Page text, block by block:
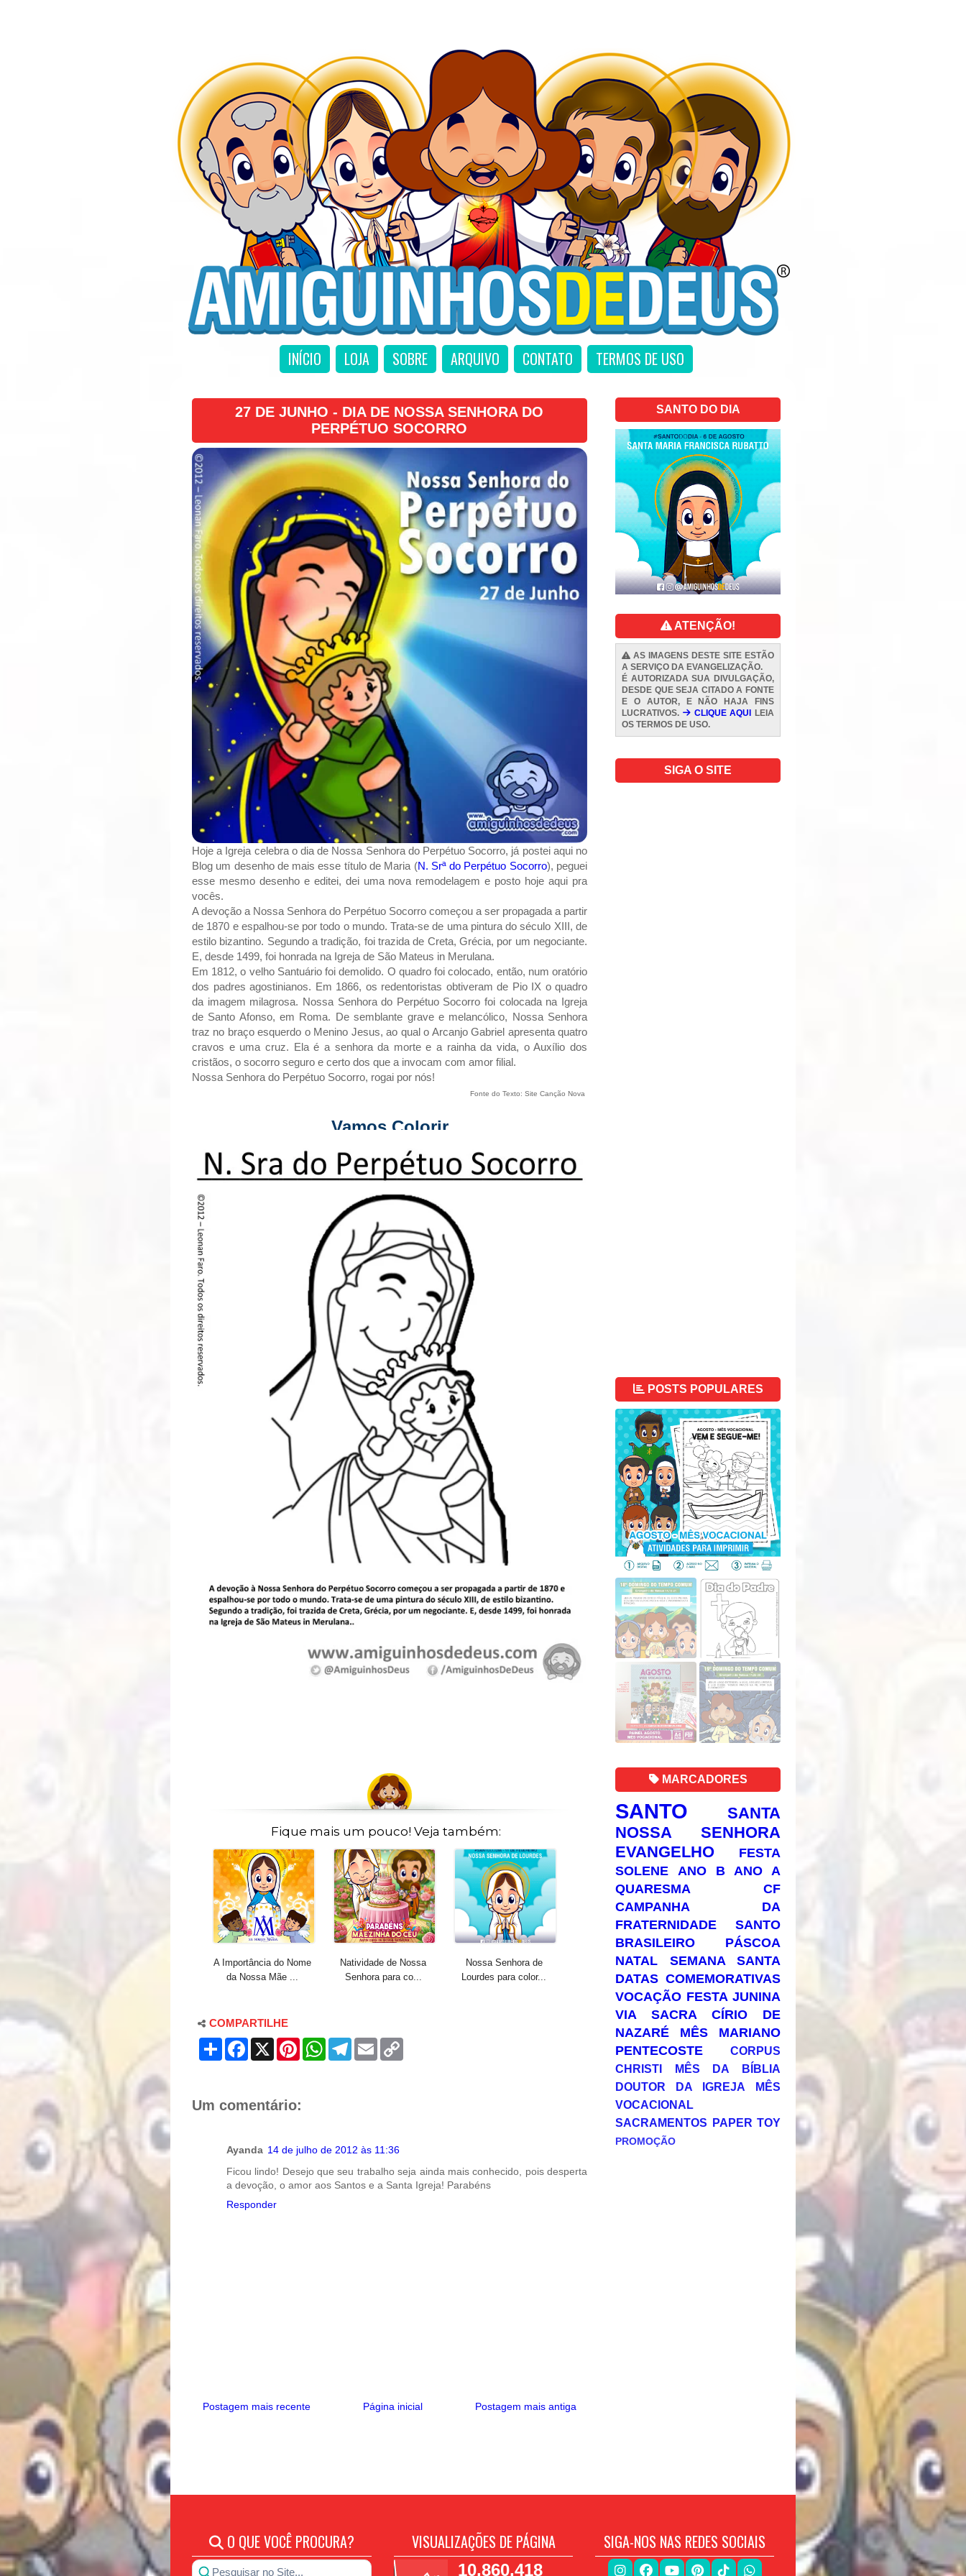
INÍCIO LOJA SOBRE ARQUIVO CONTATO TERMOS DE USO
27 DE JUNHO - DIA DE NOSSA SENHORA DO
PERPÉTUO SOCORRO
Hoje a Igreja celebra o dia de Nossa Senhora do Perpétuo Socorro, já postei aqui no
Blog um desenho de mais esse título de Maria (N. Srª do Perpétuo Socorro), peguei
esse mesmo desenho e editei, dei uma nova remodelagem e posto hoje aqui pra
vocês.
A devoção a Nossa Senhora do Perpétuo Socorro começou a ser propagada a partir
de 1870 e espalhou-se por todo o mundo. Trata-se de uma pintura do século XIII, de
estilo bizantino. Segundo a tradição, foi trazida de Creta, Grécia, por um negociante.
E, desde 1499, foi honrada na Igreja de São Mateus in Merulana.
Em 1812, o velho Santuário foi demolido. O quadro foi colocado, então, num oratório
dos padres agostinianos. Em 1866, os redentoristas obtiveram de Pio IX o quadro
da imagem milagrosa. Nossa Senhora do Perpétuo Socorro foi colocada na Igreja
de Santo Afonso, em Roma. De semblante grave e melancólico, Nossa Senhora
traz no braço esquerdo o Menino Jesus, ao qual o Arcanjo Gabriel apresenta quatro
cravos e uma cruz. Ela é a senhora da morte e a rainha da vida, o Auxílio dos
cristãos, o socorro seguro e certo dos que a invocam com amor filial.
Nossa Senhora do Perpétuo Socorro, rogai por nós!
Fonte do Texto: Site Canção Nova
Vamos Colorir
Fique mais um pouco! Veja também:
A Importância do Nome
da Nossa Mãe ...
Natividade de Nossa
Senhora para co...
Nossa Senhora de
Lourdes para color...
COMPARTILHE
S
o
o
X
r
e
m
Um comentário:
Ayanda 14 de julho de 2012 às 11:36
Ficou lindo! Desejo que seu trabalho seja ainda mais conhecido, pois desperta
a devoção, o amor aos Santos e a Santa Igreja! Parabéns
Responder
Postagem mais recente Postagem mais antiga
Página inicial
SANTO DO DIA
ATENÇÃO!
AS IMAGENS DESTE SITE ESTÃO
A SERVIÇO DA EVANGELIZAÇÃO.
É AUTORIZADA SUA DIVULGAÇÃO,
DESDE QUE SEJA CITADO A FONTE
E O AUTOR, E NÃO HAJA FINS
LUCRATIVOS.
CLIQUE AQUI
LEIA
OS TERMOS DE USO.
SIGA O SITE
POSTS POPULARES
MARCADORES
SANTO
SANTA
NOSSA SENHORA
EVANGELHO
FESTA
SOLENE
ANO B
ANO A
QUARESMA
CF
CAMPANHA DA
FRATERNIDADE
SANTO
BRASILEIRO
PÁSCOA
NATAL
SEMANA SANTA
DATAS COMEMORATIVAS
VOCAÇÃO FESTA JUNINA
VIA SACRA
CÍRIO DE
NAZARÉ
MÊS MARIANO
PENTECOSTE
CORPUS
CHRISTI
MÊS DA BÍBLIA
DOUTOR DA IGREJA
MÊS
VOCACIONAL
SACRAMENTOS PAPER TOY
PROMOÇÃO
O QUE VOCÊ PROCURA?
Pesquisar no Site...
VISUALIZAÇÕES DE PÁGINA
10,860,418
SIGA-NOS NAS REDES SOCIAIS